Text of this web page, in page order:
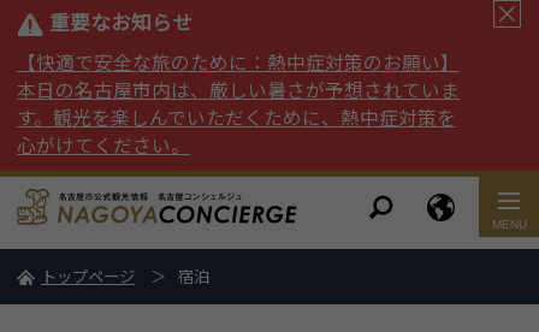
重要なお知らせ
【快適で安全な旅のために：熱中症対策のお願い】
本日の名古屋市内は、厳しい暑さが予想されていま
す。観光を楽しんでいただくために、熱中症対策を
心がけてください。
トップページ 宿泊